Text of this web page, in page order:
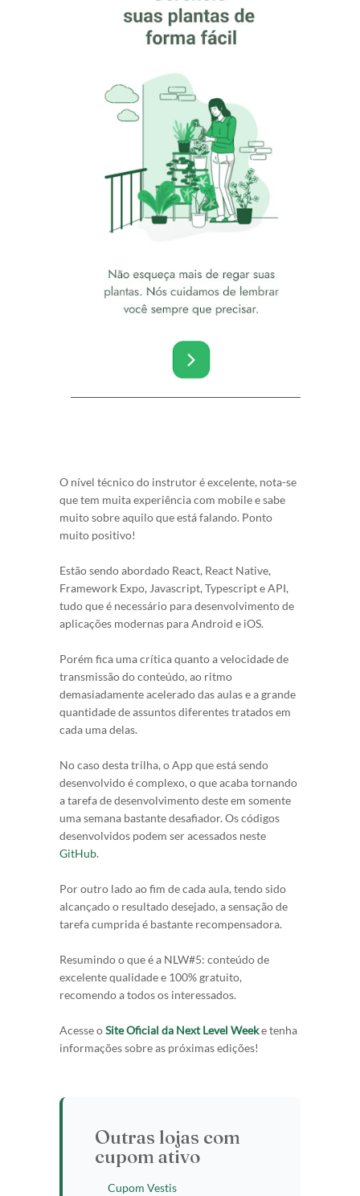
O nível técnico do instrutor é excelente, nota-se
que tem muita experiência com mobile e sabe
muito sobre aquilo que está falando. Ponto
muito positivo!
Estão sendo abordado React, React Native,
Framework Expo, Javascript, Typescript e API,
tudo que é necessário para desenvolvimento de
aplicações modernas para Android e iOS.
Porém fica uma crítica quanto a velocidade de
transmissão do conteúdo, ao ritmo
demasiadamente acelerado das aulas e a grande
quantidade de assuntos diferentes tratados em
cada uma delas.
No caso desta trilha, o App que está sendo
desenvolvido é complexo, o que acaba tornando
a tarefa de desenvolvimento deste em somente
uma semana bastante desafiador. Os códigos
desenvolvidos podem ser acessados neste
GitHub.
Por outro lado ao fim de cada aula, tendo sido
alcançado o resultado desejado, a sensação de
tarefa cumprida é bastante recompensadora.
Resumindo o que é a NLW#5: conteúdo de
excelente qualidade e 100% gratuito,
recomendo a todos os interessados.
Acesse oSite Oficial da Next Level Weeke tenha
informações sobre as próximas edições!
Outras lojas com
cupom ativo
Cupom Vestis